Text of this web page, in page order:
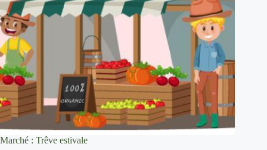
Marché : Trêve estivale